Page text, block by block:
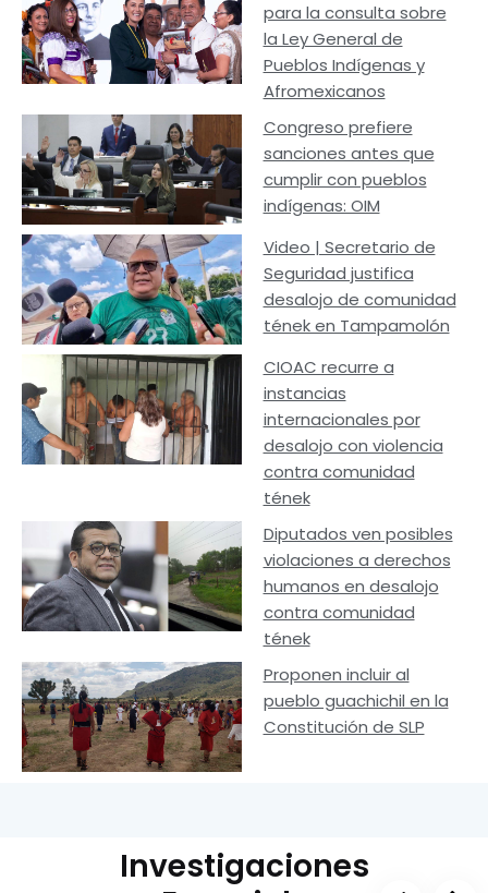
para la consulta sobre
la Ley General de
Pueblos Indígenas y
Afromexicanos
Congreso prefiere
sanciones antes que
cumplir con pueblos
indígenas: OIM
Video | Secretario de
Seguridad justifica
desalojo de comunidad
tének en Tampamolón
CIOAC recurre a
instancias
internacionales por
desalojo con violencia
contra comunidad
tének
Diputados ven posibles
violaciones a derechos
humanos en desalojo
contra comunidad
tének
Proponen incluir al
pueblo guachichil en la
Constitución de SLP
Investigaciones